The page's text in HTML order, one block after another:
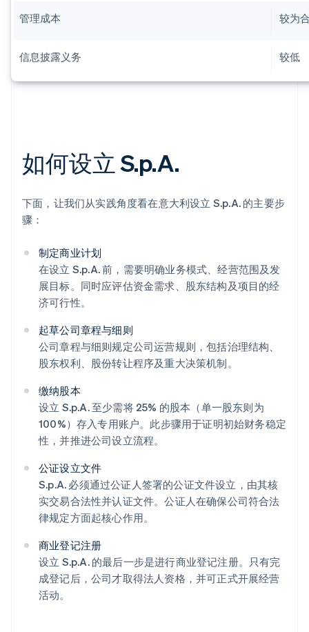
管理成本 较为
信息披露义务 较低
如何设立 S.p.A.
下面，让我们从实践角度看在意大利设立 S.p.A. 的主要步
骤：
制定商业计划
在设立 S.p.A. 前，需要明确业务模式、经营范围及发
展目标。同时应评估资金需求、股东结构及项目的经
济可行性。
起草公司章程与细则
公司章程与细则规定公司运营规则，包括治理结构、
股东权利、股份转让程序及重大决策机制。
缴纳股本
设立 S.p.A. 至少需将 25% 的股本（单一股东则为
100%）存入专用账户。此步骤用于证明初始财务稳定
性，并推进公司设立流程。
公证设立文件
S.p.A. 必须通过公证人签署的公证文件设立，由其核
实交易合法性并认证文件。公证人在确保公司符合法
律规定方面起核心作用。
商业登记注册
设立 S.p.A. 的最后一步是进行商业登记注册。只有完
成登记后，公司才取得法人资格，并可正式开展经营
活动。